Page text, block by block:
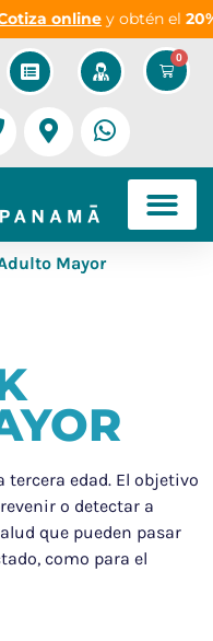
onliney obtén el20%
0
Mayor
tercera edad. El objetivo
o detectar a
ud que pueden pasar
, como para el